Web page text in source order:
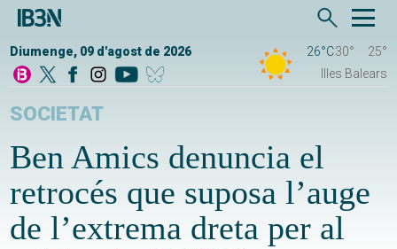
Diumenge, 09 d'agost de 2026 26°C30°
25°
Illes Balears
SOCIETAT
Ben Amics denuncia el
retrocés que suposa l’auge
de l’extrema dreta per al